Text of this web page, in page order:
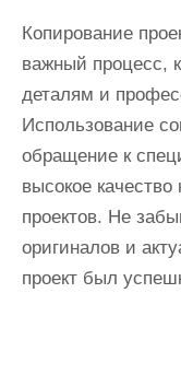
Копирование
важный процесс,
деталям и
Использование
обращение к
высокое
проектов. Не
оригиналов и
проект был